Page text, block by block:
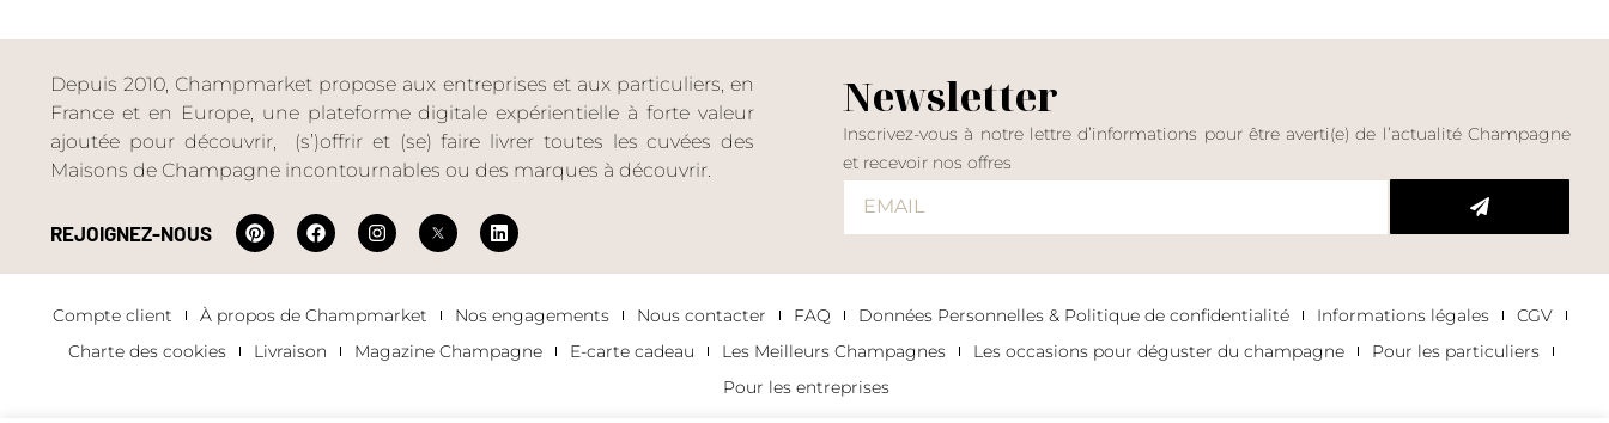
Depuis 2010, Champmarket propose aux entreprises et aux particuliers, en
France et en Europe, une plateforme digitale expérientielle à forte valeur
ajoutée pour découvrir, (s’)offrir et (se) faire livrer toutes les cuvées des
Maisons de Champagne incontournables ou des marques à découvrir.
REJOIGNEZ-NOUS
Newsletter
Inscrivez-vous à notre lettre d’informations pour être averti(e) de l’actualité Champagne
et recevoir nos offres
Compte client À propos de Champmarket Nos engagements Nous contacter FAQ Données Personnelles & Politique de confidentialité Informations légales
CGV
Charte des cookies
Livraison Magazine Champagne E-carte cadeau Les Meilleurs Champagnes Les occasions pour déguster du champagne
Pour les particuliers
Pour les entreprises